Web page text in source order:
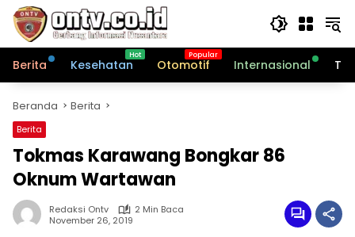
Langsung
konten
Berita
Kesehatan Otomotif Internasional
Beranda Berita
Berita
Tokmas Karawang Bongkar 86
Oknum Wartawan
Redaksi Ontv
2 Min Baca
November 26, 2019